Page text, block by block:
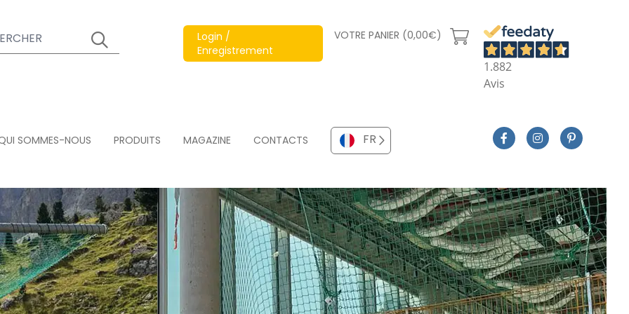
Login /
Enregistrement
VOTRE PANIER (0,00€)
1.882
Avis
SOMMES-NOUS PRODUITS MAGAZINE CONTACTS FR